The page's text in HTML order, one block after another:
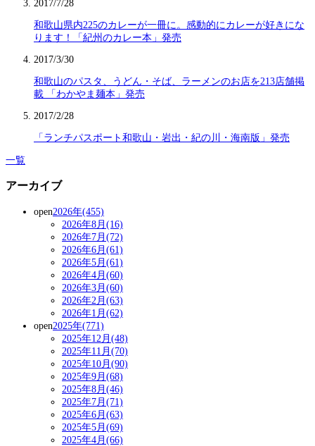
2017/7/28
和歌山県内225のカレーが一冊に。感動的にカレーが好きにな
ります！「紀州のカレー本」発売
2017/3/30
和歌山のパスタ、うどん・そば、ラーメンのお店を213店舗掲
載 「わかやま麺本」発売
2017/2/28
「ランチパスポート和歌山・岩出・紀の川・海南版」発売
一覧
アーカイブ
open2026年(455)
2026年8月(16)
2026年7月(72)
2026年6月(61)
2026年5月(61)
2026年4月(60)
2026年3月(60)
2026年2月(63)
2026年1月(62)
open2025年(771)
2025年12月(48)
2025年11月(70)
2025年10月(90)
2025年9月(68)
2025年8月(46)
2025年7月(71)
2025年6月(63)
2025年5月(69)
2025年4月(66)